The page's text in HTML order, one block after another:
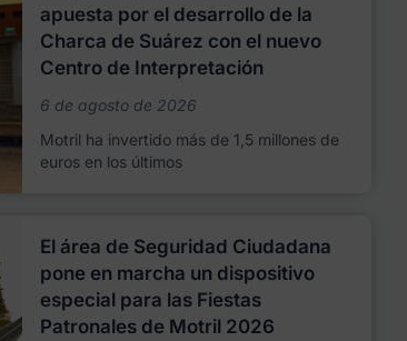
apuesta por el desarrollo de la
Charca de Suárez con el nuevo
Centro de Interpretación
6 de agosto de 2026
Motril ha invertido más de 1,5 millones de
euros en los últimos
El área de Seguridad Ciudadana
pone en marcha un dispositivo
especial para las Fiestas
Patronales de Motril 2026